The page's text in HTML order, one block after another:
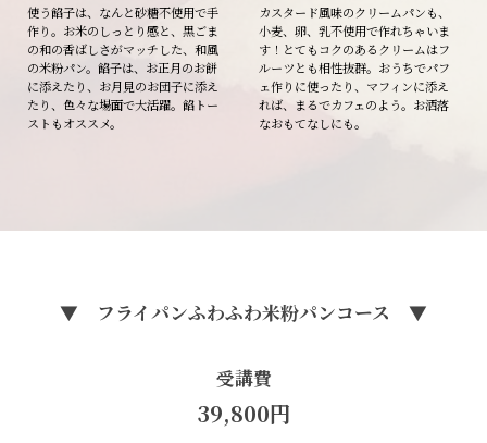
使う餡子は、なんと砂糖不使用で手
作り。お米のしっとり感と、黒ごま
の和の香ばしさがマッチした、和風
の米粉パン。餡子は、お正月のお餅
に添えたり、お月見のお団子に添え
たり、色々な場面で大活躍。餡トー
ストもオススメ。
カスタード風味のクリームパンも、
小麦、卵、乳不使用で作れちゃいま
す！とてもコクのあるクリームはフ
ルーツとも相性抜群。おうちでパフ
ェ作りに使ったり、マフィンに添え
れば、まるでカフェのよう。お洒落
なおもてなしにも。
▼ フライパンふわふわ米粉パンコース ▼
受講費
39,800円